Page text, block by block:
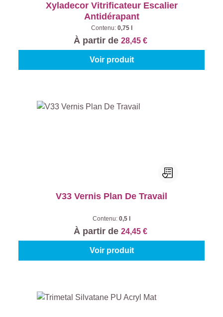
Xyladecor Vitrificateur Escalier
Antidérapant
Contenu: 0,75 l
À partir de 28,45 €
Voir produit
V33 Vernis Plan De Travail
Contenu: 0,5 l
À partir de 24,45 €
Voir produit